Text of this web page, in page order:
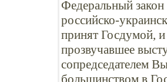
Федеральный
российско-
принят Госдумой,
прозвучавшее
сопредседателем